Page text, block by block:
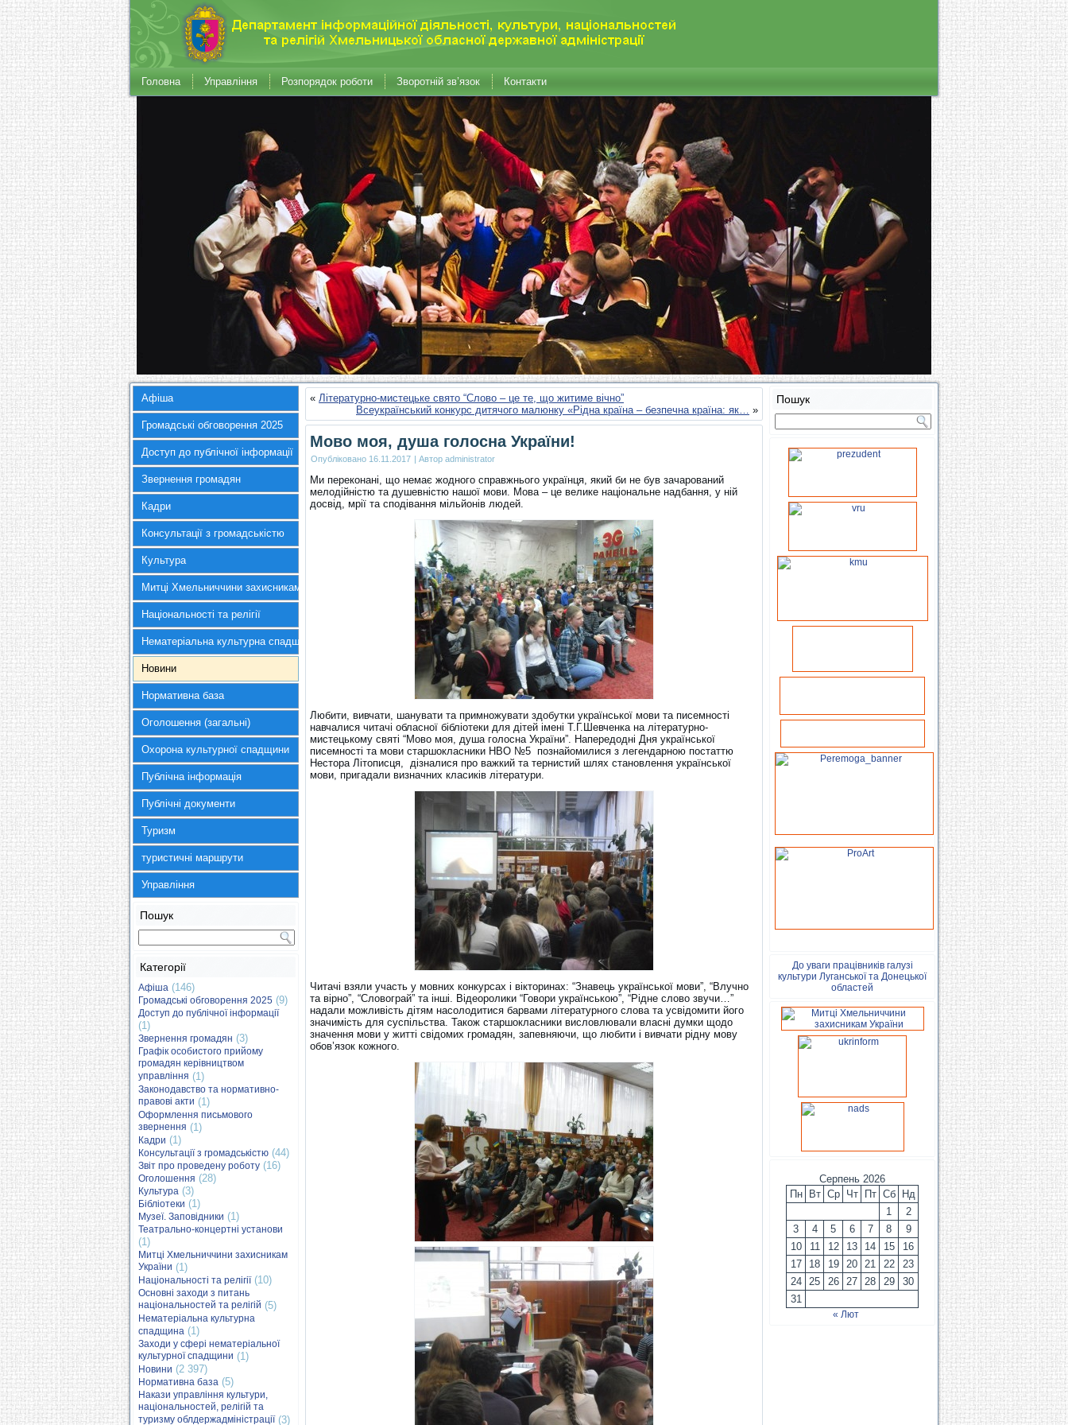
Головна Управління Розпорядок роботи Зворотній зв’язок Контакти
Афіша
Громадські обговорення 2025
Доступ до публічної інформації
Звернення громадян
Кадри
Консультації з громадськістю
Культура
Митці Хмельниччини захисникам України
Національності та релігії
Нематеріальна культурна спадщина
Новини
Нормативна база
Оголошення (загальні)
Охорона культурної спадщини
Публічна інформація
Публічні документи
Туризм
туристичні маршрути
Управління
Пошук
Категорії
Афіша (146)
Громадські обговорення 2025 (9)
Доступ до публічної інформації
(1)
Звернення громадян (3)
Графік особистого прийому
громадян керівництвом
управління (1)
Законодавство та нормативно-
правові акти (1)
Оформлення письмового
звернення (1)
Кадри (1)
Консультації з громадськістю (44)
Звіт про проведену роботу (16)
Оголошення (28)
Культура (3)
Бібліотеки (1)
Музеї. Заповідники (1)
Театрально-концертні установи
(1)
Митці Хмельниччини захисникам
України (1)
Національності та релігії(10)
Основні заходи з питань
національностей та релігій (5)
Нематеріальна культурна
спадщина (1)
Заходи у сфері нематеріальної
культурної спадщини (1)
Новини (2 397)
Нормативна база (5)
Накази управління культури,
національностей, релігій та
туризму облдержадміністрації(3)
« Літературно-мистецьке свято “Слово – це те, що житиме вічно”
Всеукраїнський конкурс дитячого малюнку «Рідна країна – безпечна країна: як… »
Мово моя, душа голосна України!
Опубліковано 16.11.2017 | Автор administrator
Ми переконані, що немає жодного справжнього українця, який би не був зачарований
мелодійністю та душевністю нашої мови. Мова – це велике національне надбання, у ній
досвід, мрії та сподівання мільйонів людей.
Любити, вивчати, шанувати та примножувати здобутки української мови та писемності
навчалися читачі обласної бібліотеки для дітей імені Т.Г.Шевченка на літературно-
мистецькому святі “Мово моя, душа голосна України”. Напередодні Дня української
писемності та мови старшокласники НВО №5 познайомилися з легендарною постаттю
Нестора Літописця, дізналися про важкий та тернистий шлях становлення української
мови, пригадали визначних класиків літератури.
Читачі взяли участь у мовних конкурсах і вікторинах: “Знавець української мови”, “Влучно
та вірно”, “Словограй” та інші. Відеоролики “Говори українською”, “Рідне слово звучи…”
надали можливість дітям насолодитися барвами літературного слова та усвідомити його
значимість для суспільства. Також старшокласники висловлювали власні думки щодо
значення мови у житті свідомих громадян, запевняючи, що любити і вивчати рідну мову
обов’язок кожного.
Пошук
До уваги працівників галузі
культури Луганської та Донецької
областей
Серпень 2026
Пн
Вт Ср Чт Пт Сб
Нд
1
2
3
4 5 6 7 8
9
10
11 12 13 14 15
16
17
18 19 20 21 22
23
24
25 26 27 28 29
30
31
« Лют